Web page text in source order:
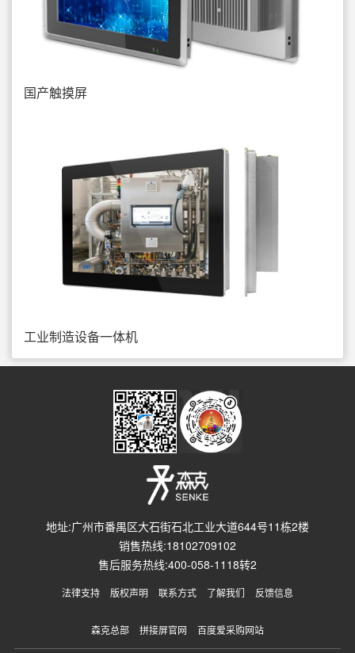
国产触摸屏
工业制造设备一体机
地址:广州市番禺区大石街石北工业大道644号11栋2楼
销售热线:18102709102
售后服务热线:400-058-1118转2
法律支持 版权声明 联系方式 了解我们 反馈信息
森克总部 拼接屏官网 百度爱采购网站